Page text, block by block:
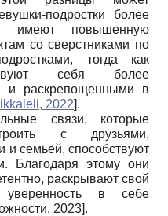
подростки более
имеют повышенную
со сверстниками по
тогда как
себя более
и раскрепощенными в
2022].
связи, которые
с друзьями,
и семьей, способствуют
Благодаря этому они
раскрывают свой
в себе
2023].